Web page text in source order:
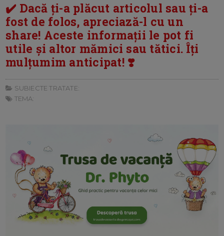
✔️ Dacă ți-a plăcut articolul sau ți-a
fost de folos, apreciază-l cu un
share! Aceste informații le pot fi
utile și altor mămici sau tătici. Îți
mulțumim anticipat! ❣️
SUBIECTE TRATATE:
TEMA: